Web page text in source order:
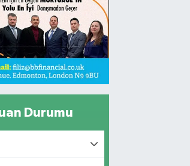
Durumu